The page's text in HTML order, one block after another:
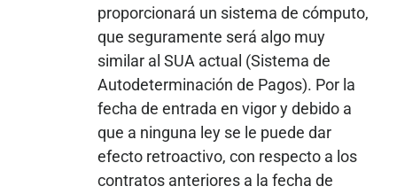
proporcionará un sistema de cómputo,
que seguramente será algo muy
similar al SUA actual (Sistema de
Autodeterminación de Pagos). Por la
fecha de entrada en vigor y debido a
que a ninguna ley se le puede dar
efecto retroactivo, con respecto a los
contratos anteriores a la fecha de